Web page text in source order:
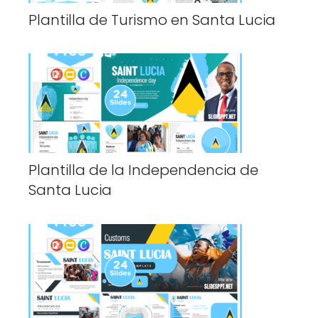
Plantilla de Turismo en Santa Lucia
Plantilla de la Independencia de
Santa Lucia